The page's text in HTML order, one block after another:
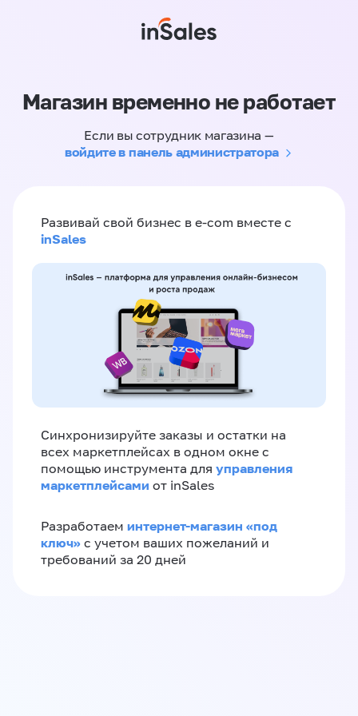
Магазин временно не работает
Если вы сотрудник магазина —
войдите в панель администратора
Развивай свой бизнес в e-com вместе с
inSales
Синхронизируйте заказы и остатки на
всех маркетплейсах в одном окне с
помощью инструмента для управления
маркетплейсами от inSales
Разработаем интернет-магазин «‎под
ключ»‎ с учетом ваших пожеланий и
требований за 20 дней